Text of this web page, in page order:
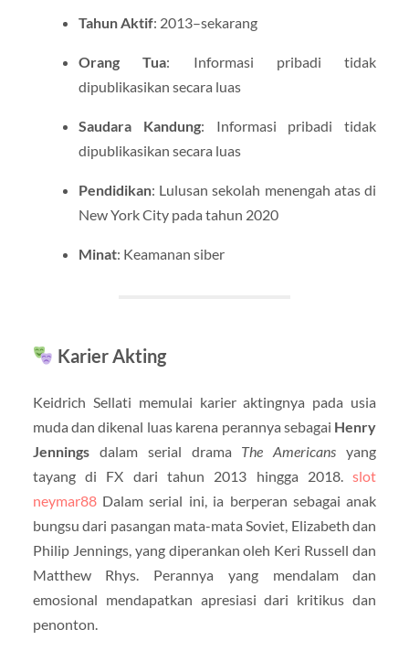
Tahun Aktif: 2013–sekarang
Orang Tua: Informasi pribadi tidak
dipublikasikan secara luas
Saudara Kandung: Informasi pribadi tidak
dipublikasikan secara luas
Pendidikan: Lulusan sekolah menengah atas di
New York City pada tahun 2020
Minat: Keamanan siber
Karier Akting
Keidrich Sellati memulai karier aktingnya pada usia
muda dan dikenal luas karena perannya sebagai Henry
Jenningsdalam serial drama The Americans yang
tayang di FX dari tahun 2013 hingga 2018.slot
neymar88Dalam serial ini, ia berperan sebagai anak
bungsu dari pasangan mata-mata Soviet, Elizabeth dan
Philip Jennings, yang diperankan oleh Keri Russell dan
Matthew Rhys. Perannya yang mendalam dan
emosional mendapatkan apresiasi dari kritikus dan
penonton.